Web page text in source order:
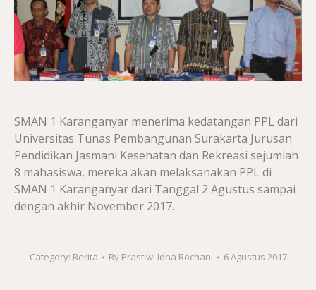
SMAN 1 Karanganyar menerima kedatangan PPL dari
Universitas Tunas Pembangunan Surakarta Jurusan
Pendidikan Jasmani Kesehatan dan Rekreasi sejumlah
8 mahasiswa, mereka akan melaksanakan PPL di
SMAN 1 Karanganyar dari Tanggal 2 Agustus sampai
dengan akhir November 2017.
Category: Berita By Prastiwi Idha Rochani 6 Agustus 2017